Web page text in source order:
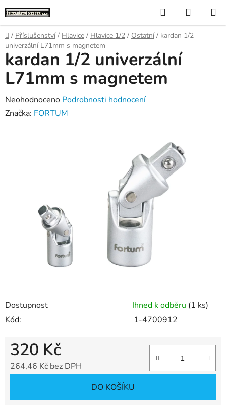
na
obsah
Hledat
KOŠÍK
Domů
/ Příslušenství / Hlavice / Hlavice 1/2 / Ostatní / kardan 1/2
univerzální L71mm s magnetem
Dostupnost Ihned k odběru (1 ks)
Kód:
1-4700912
320 Kč
264,46 Kč bez DPH
DO KOŠÍKU
kardan 1/2 univerzální
L71mm s magnetem
Průměrné
hodnocení
Neohodnoceno Podrobnosti hodnocení
Značka: FORTUM